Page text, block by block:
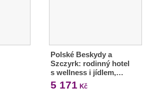
Polské Beskydy a
Szczyrk: rodinný hotel
s wellness i jídlem,…
5 171 Kč